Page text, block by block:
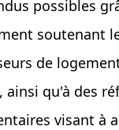
possibles
soutenant
de
ainsi qu'à des
visant à